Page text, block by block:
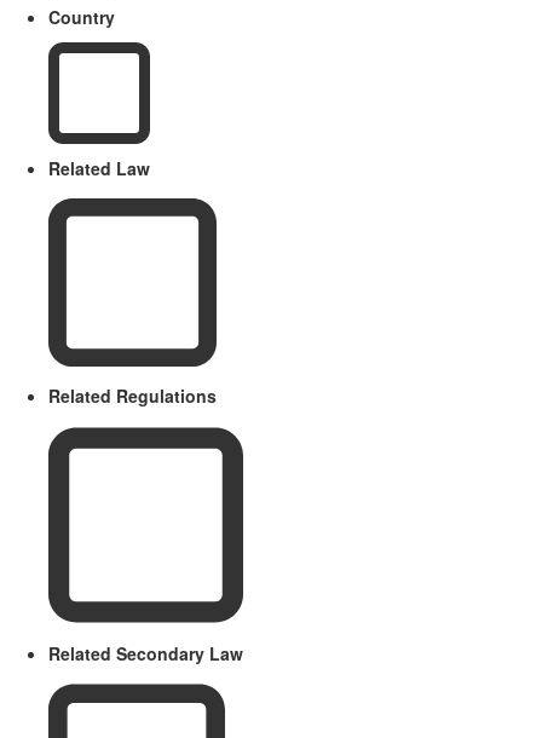
Country
Related Law
Related Regulations
Related Secondary Law